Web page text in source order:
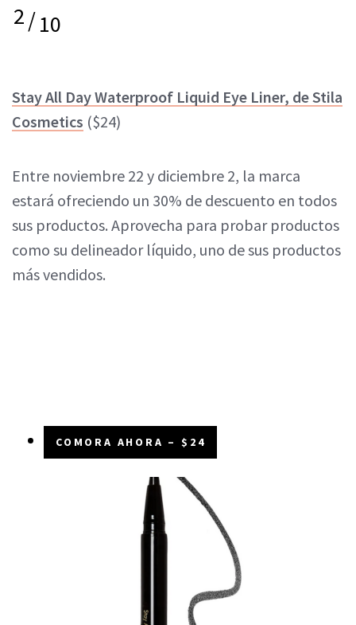
2/10
Stay All Day Waterproof Liquid Eye Liner, de Stila
Cosmetics ($24)
Entre noviembre 22 y diciembre 2, la marca
estará ofreciendo un 30% de descuento en todos
sus productos. Aprovecha para probar productos
como su delineador líquido, uno de sus productos
más vendidos.
COMORA AHORA – $24